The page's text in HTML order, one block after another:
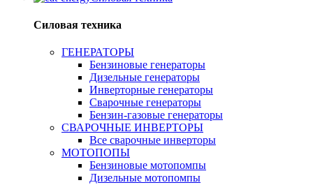
Силовая техника
ГЕНЕРАТОРЫ
Бензиновые генераторы
Дизельные генераторы
Инверторные генераторы
Сварочные генераторы
Бензин-газовые генераторы
СВАРОЧНЫЕ ИНВЕРТОРЫ
Все сварочные инверторы
МОТОПОПЫ
Бензиновые мотопомпы
Дизельные мотопомпы